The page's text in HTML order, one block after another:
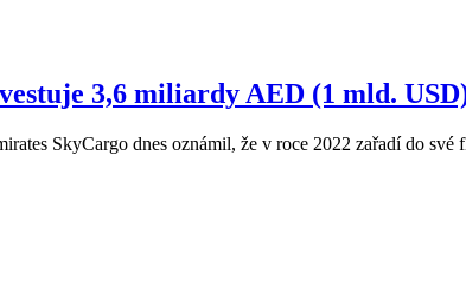
3,6 miliardy AED (1 mld.
SkyCargo dnes oznámil, že v roce 2022 zařadí do